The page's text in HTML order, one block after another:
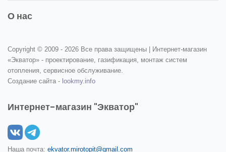
О нас
Copyright © 2009 - 2026 Все права защищены | Интернет-магазин
«Экватор» - проектирование, газификация, монтаж систем
отопления, сервисное обслуживание.
Создание сайта - lookmy.info
Интернет-магазин "Экватор"
Наша почта: ekvator.mirotopit@gmail.com